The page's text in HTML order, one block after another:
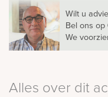
Wilt u
Bel ons op
We
Alles over dit